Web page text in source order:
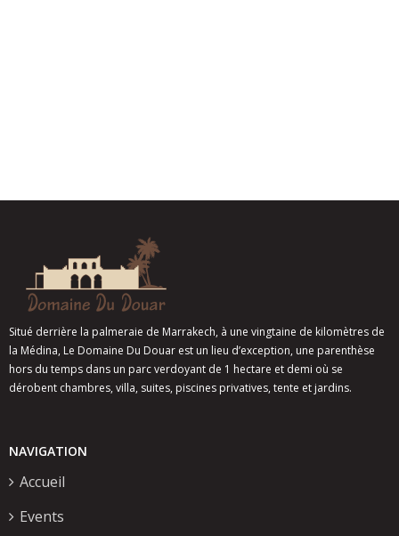
Situé derrière la palmeraie de Marrakech, à une vingtaine de kilomètres de
la Médina, Le Domaine Du Douar est un lieu d’exception, une parenthèse
hors du temps dans un parc verdoyant de 1 hectare et demi où se
dérobent chambres, villa, suites, piscines privatives, tente et jardins.
NAVIGATION
Accueil
Events